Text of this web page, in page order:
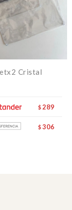
Cristal
$ 289
$ 306